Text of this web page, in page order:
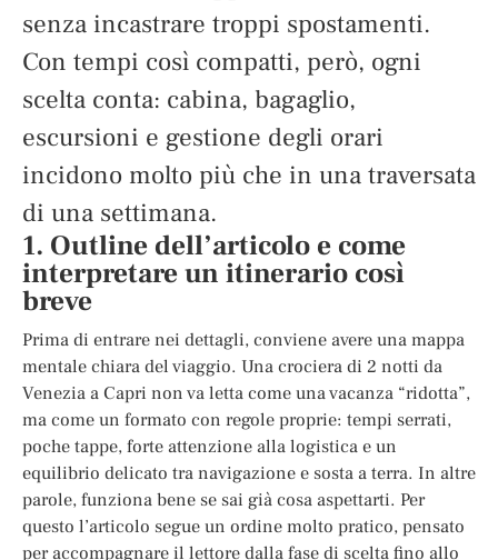
senza incastrare troppi spostamenti.
Con tempi così compatti, però, ogni
scelta conta: cabina, bagaglio,
escursioni e gestione degli orari
incidono molto più che in una traversata
di una settimana.
1. Outline dell’articolo e come
interpretare un itinerario così
breve
Prima di entrare nei dettagli, conviene avere una mappa
mentale chiara del viaggio. Una crociera di 2 notti da
Venezia a Capri non va letta come una vacanza “ridotta”,
ma come un formato con regole proprie: tempi serrati,
poche tappe, forte attenzione alla logistica e un
equilibrio delicato tra navigazione e sosta a terra. In altre
parole, funziona bene se sai già cosa aspettarti. Per
questo l’articolo segue un ordine molto pratico, pensato
per accompagnare il lettore dalla fase di scelta fino allo